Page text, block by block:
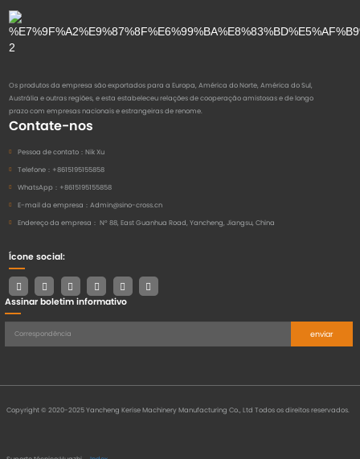
Os produtos da empresa são exportados para a Europa, América do Norte, América do Sul,
Austrália e outras regiões, e esta estabeleceu relações de cooperação amistosas e de longo
prazo com empresas nacionais e estrangeiras de renome.
Contate-nos
Pessoa de contato： Nik Xu
Telefone： +8615195155858
WhatsApp： +8615195155858
E-mail da empresa： Admin@sino-cross.cn
Endereço da empresa： Nº 88, East Guanhua Road, Yancheng, Jiangsu, China
Ícone social:
Assinar boletim informativo
enviar
Copyright © 2020-2025 Yancheng Kerise Machinery Manufacturing Co., Ltd Todos os direitos reservados.